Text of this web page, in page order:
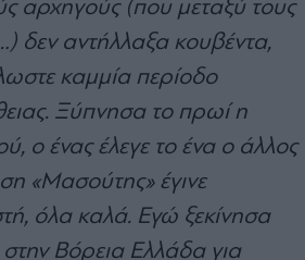
αρχηγούς (που μεταξύ τους
δεν αντήλλαξα κουβέντα,
καμμία περίοδο
Ξύπνησα το πρωί η
ο ένας έλεγε το ένα ο άλλος
«Μασούτης» έγινε
όλα καλά. Εγώ ξεκίνησα
στην Βόρεια Ελλάδα για